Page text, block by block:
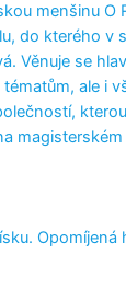
menšinu O
do kterého v
Věnuje se
ale i
kterou
Opomíjená